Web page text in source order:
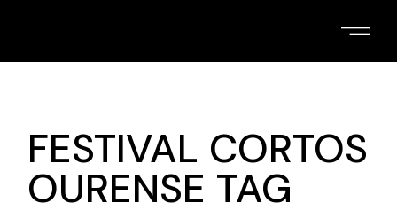
FESTIVAL CORTOS
OURENSE TAG